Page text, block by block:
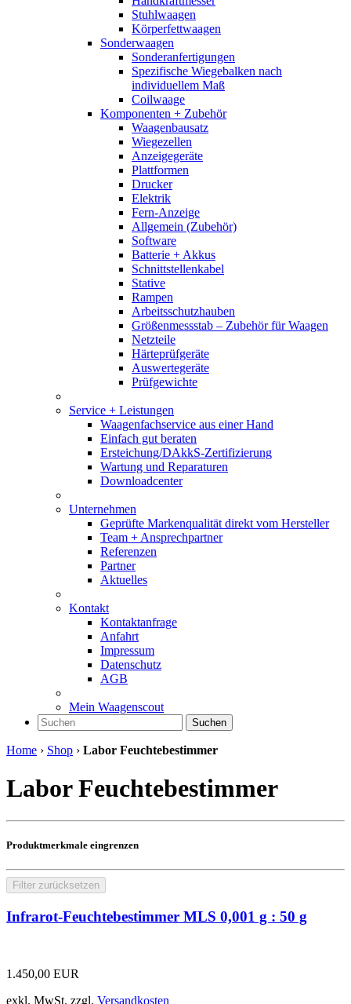
Stuhlwaagen
Körperfettwaagen
Sonderwaagen
Sonderanfertigungen
Spezifische Wiegebalken nach
individuellem Maß
Coilwaage
Komponenten + Zubehör
Waagenbausatz
Wiegezellen
Anzeigegeräte
Plattformen
Drucker
Elektrik
Fern-Anzeige
Allgemein (Zubehör)
Software
Batterie + Akkus
Schnittstellenkabel
Stative
Rampen
Arbeitsschutzhauben
Größenmessstab – Zubehör für Waagen
Netzteile
Härteprüfgeräte
Auswertegeräte
Prüfgewichte
Service + Leistungen
Waagenfachservice aus einer Hand
Einfach gut beraten
Ersteichung/DAkkS-Zertifizierung
Wartung und Reparaturen
Downloadcenter
Unternehmen
Geprüfte Markenqualität direkt vom Hersteller
Team + Ansprechpartner
Referenzen
Partner
Aktuelles
Kontakt
Kontaktanfrage
Anfahrt
Impressum
Datenschutz
AGB
Mein Waagenscout
Suchen
Home › Shop › Labor Feuchtebestimmer
Labor Feuchtebestimmer
Produktmerkmale eingrenzen
Filter zurücksetzen
Infrarot-Feuchtebestimmer MLS 0,001 g : 50 g
1.450,00 EUR
exkl. MwSt. zzgl. Versandkosten